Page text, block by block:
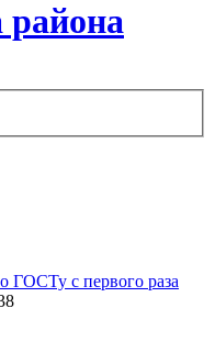
ГОСТу с первого раза